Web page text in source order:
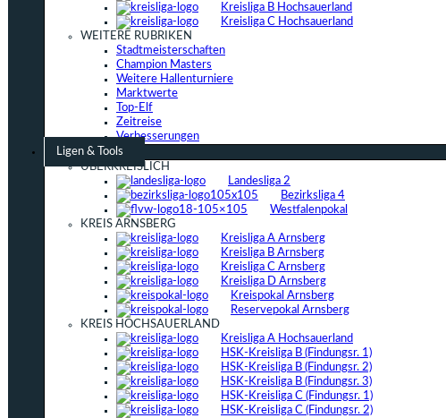
Kreisliga B Hochsauerland
Kreisliga C Hochsauerland
WEITERE RUBRIKEN
Stadtmeisterschaften
Champion Masters
Weitere Hallenturniere
Marktwerte
Top-Elf
Zeitreise
Verbesserungen
Ligen & Tools
ÜBERKREISLICH
Landesliga 2
Bezirksliga 4
Westfalenpokal
KREIS ARNSBERG
Kreisliga A Arnsberg
Kreisliga B Arnsberg
Kreisliga C Arnsberg
Kreisliga D Arnsberg
Kreispokal Arnsberg
Reservepokal Arnsberg
KREIS HOCHSAUERLAND
Kreisliga A Hochsauerland
HSK-Kreisliga B (Findungsr. 1)
HSK-Kreisliga B (Findungsr. 2)
HSK-Kreisliga B (Findungsr. 3)
HSK-Kreisliga C (Findungsr. 1)
HSK-Kreisliga C (Findungsr. 2)